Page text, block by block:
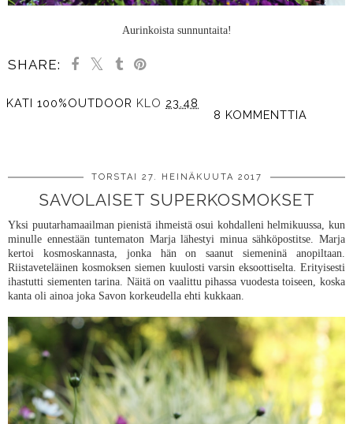
Aurinkoista sunnuntaita!
SHARE:
KATI 100%OUTDOOR KLO 23.48
8 KOMMENTTIA
TORSTAI 27. HEINÄKUUTA 2017
SAVOLAISET SUPERKOSMOKSET
Yksi puutarhamaailman pienistä ihmeistä osui kohdalleni helmikuussa, kun
minulle ennestään tuntematon Marja lähestyi minua sähköpostitse. Marja
kertoi kosmoskannasta, jonka hän on saanut siemeninä anopiltaan.
Riistaveteläinen kosmoksen siemen kuulosti varsin eksoottiselta. Erityisesti
ihastutti siementen tarina. Näitä on vaalittu pihassa vuodesta toiseen, koska
kanta oli ainoa joka Savon korkeudella ehti kukkaan.